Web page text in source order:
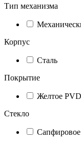
Тип механизма
Корпус
Сталь
Покрытие
Желтое
Стекло
Сапфировое